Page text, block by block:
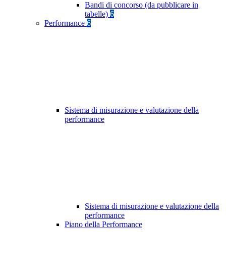
Bandi di concorso (da pubblicare in
tabelle) 6
Performance 6
Sistema di misurazione e valutazione della
performance
Sistema di misurazione e valutazione della
performance
Piano della Performance